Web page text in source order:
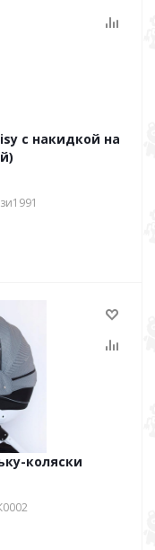
с накидкой на
коляски